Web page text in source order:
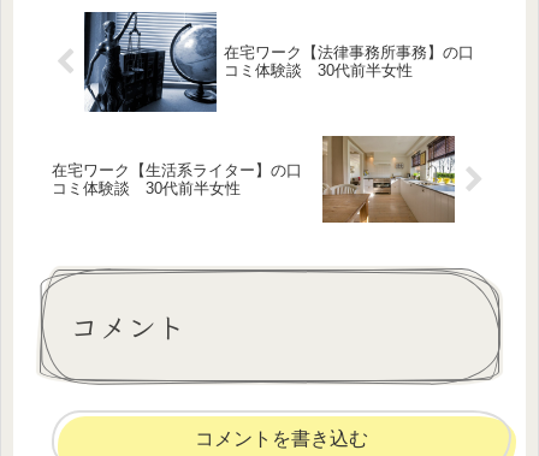
在宅ワーク【法律事務所事務】の口
コミ体験談 30代前半女性
在宅ワーク【生活系ライター】の口
コミ体験談 30代前半女性
コメント
コメントを書き込む